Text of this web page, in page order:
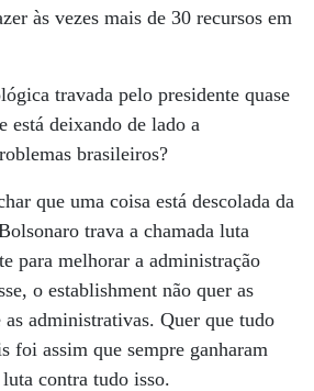
às vezes mais de 30 recursos em
travada pelo presidente quase
está deixando de lado a
brasileiros?
que uma coisa está descolada da
trava a chamada luta
para melhorar a administração
o establishment não quer as
administrativas. Quer que tudo
foi assim que sempre ganharam
contra tudo isso.